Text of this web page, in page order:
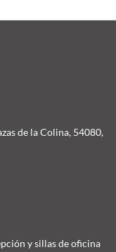
de la Colina, 54080,
y sillas de oficina